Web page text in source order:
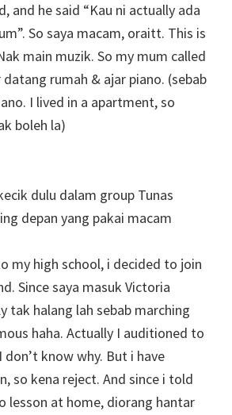
and he said “Kau ni actually ada
So saya macam, oraitt. This is
main muzik. So my mum called
rumah & ajar piano. (sebab
I lived in a apartment, so
boleh la)
dulu dalam group Tunas
depan yang pakai macam
my high school, i decided to join
Since saya masuk Victoria
tak halang lah sebab marching
haha. Actually I auditioned to
don’t know why. But i have
so kena reject. And since i told
lesson at home, diorang hantar